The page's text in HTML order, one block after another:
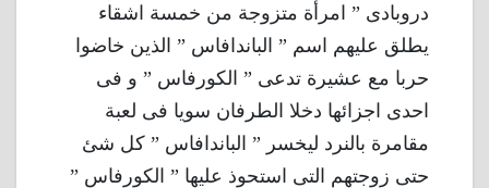
دروبادى ” امرأة متزوجة من خمسة اشقاء
يطلق عليهم اسم ” الباندافاس ” الذين خاضوا
حربا مع عشيرة تدعى ” الكورفاس ” و فى
احدى اجزائها دخلا الطرفان سويا فى لعبة
مقامرة بالنرد ليخسر ” الباندافاس ” كل شئ
حتى زوجتهم التى استحوذ عليها ” الكورفاس ”